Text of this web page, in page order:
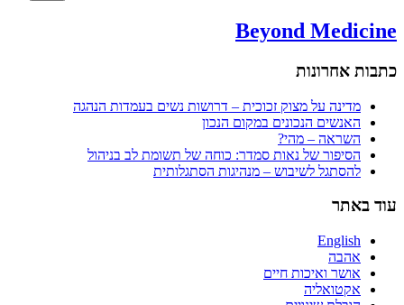
Beyond Medicine
כתבות אחרונות
מדינה על מצוק זכוכית – דרושות נשים בעמדות הנהגה
האנשים הנכונים במקום הנכון
השראה – מהי?
הסיפור של נאות סמדר: כוחה של תשומת לב בניהול
להסתגל לשיבוש – מנהיגות הסתגלותית
עוד באתר
English
אהבה
אושר ואיכות חיים
אקטואליה